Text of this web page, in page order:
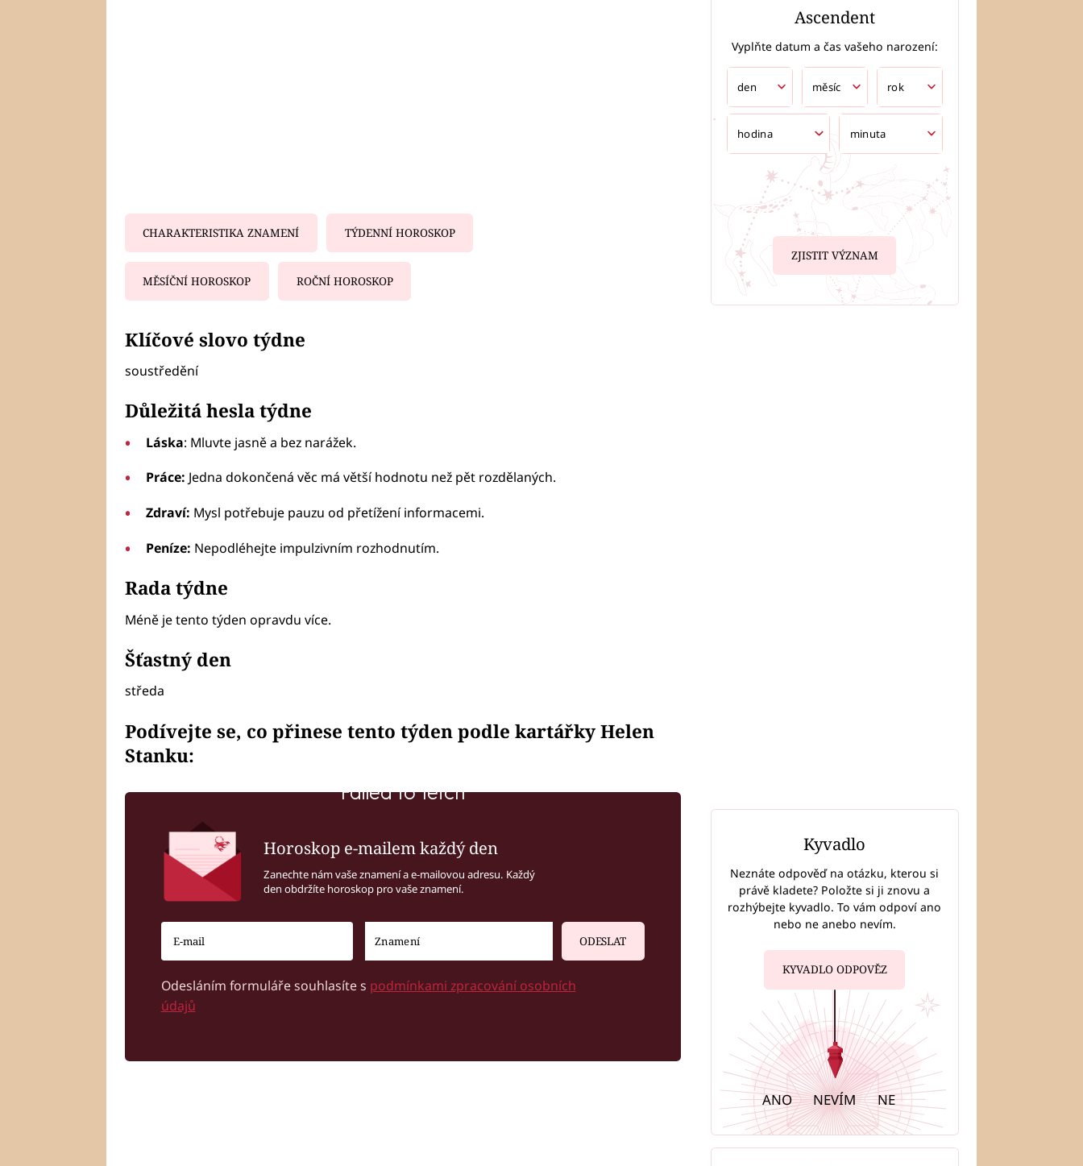
CHARAKTERISTIKA ZNAMENÍ TÝDENNÍ HOROSKOP
MĚSÍČNÍ HOROSKOP ROČNÍ HOROSKOP
Klíčové slovo týdne
soustředění
Důležitá hesla týdne
Láska: Mluvte jasně a bez narážek.
Práce: Jedna dokončená věc má větší hodnotu než pět rozdělaných.
Zdraví: Mysl potřebuje pauzu od přetížení informacemi.
Peníze: Nepodléhejte impulzivním rozhodnutím.
Rada týdne
Méně je tento týden opravdu více.
Šťastný den
středa
Podívejte se, co přinese tento týden podle kartářky Helen
Stanku:
Failed to fetch
Horoskop e-mailem každý den
Zanechte nám vaše znamení a e-mailovou adresu. Každý
den obdržíte horoskop pro vaše znamení.
ODESLAT
Odesláním formuláře souhlasíte s podmínkami zpracování osobních
údajů
Ascendent
Vyplňte datum a čas vašeho narození:
ZJISTIT VÝZNAM
Kyvadlo
Neznáte odpověď na otázku, kterou si
právě kladete? Položte si ji znovu a
rozhýbejte kyvadlo. To vám odpoví ano
nebo ne anebo nevím.
KYVADLO ODPOVĚZ
ANO NEVÍM NE